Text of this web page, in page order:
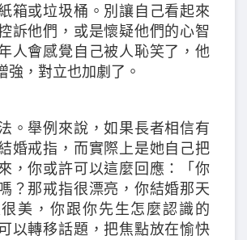
箱或垃圾桶。別讓自己看起來
訴他們，或是懷疑他們的心智
人會感覺自己被人恥笑了，他
強，對立也加劇了。
。舉例來說，如果長者相信有
婚戒指，而實際上是她自己把
，你或許可以這麼回應：「你
？那戒指很漂亮，你結婚那天
美，你跟你先生怎麼認識的
以轉移話題，把焦點放在愉快